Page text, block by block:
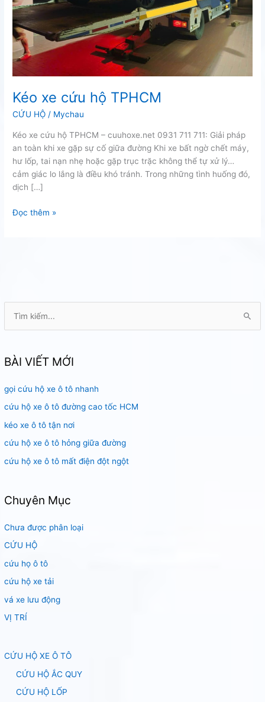
k
ế
m
:
BÀI VIẾT MỚI
gọi cứu hộ xe ô tô nhanh
cứu hộ xe ô tô đường cao tốc HCM
kéo xe ô tô tận nơi
cứu hộ xe ô tô hỏng giữa đường
cứu hộ xe ô tô mất điện đột ngột
Chuyên Mục
Chưa được phân loại
CỨU HỘ
cứu họ ô tô
cứu hộ xe tải
vá xe lưu động
VỊ TRÍ
CỨU HỘ XE Ô TÔ
CỨU HỘ ẮC QUY
CỨU HỘ LỐP
Kéo xe cứu hộ TPHCM
CỨU HỘ / Mychau
Kéo xe cứu hộ TPHCM – cuuhoxe.net 0931 711 711: Giải pháp
an toàn khi xe gặp sự cố giữa đường Khi xe bất ngờ chết máy,
hư lốp, tai nạn nhẹ hoặc gặp trục trặc không thể tự xử lý…
cảm giác lo lắng là điều khó tránh. Trong những tình huống đó,
dịch […]
Kéo
Đọc thêm »